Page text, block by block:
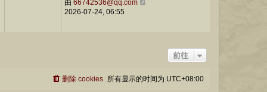
由 66742536@qq.com
2026-07-24, 06:55
前往
所有显示的时间为 UTC+08:00
删除 cookies